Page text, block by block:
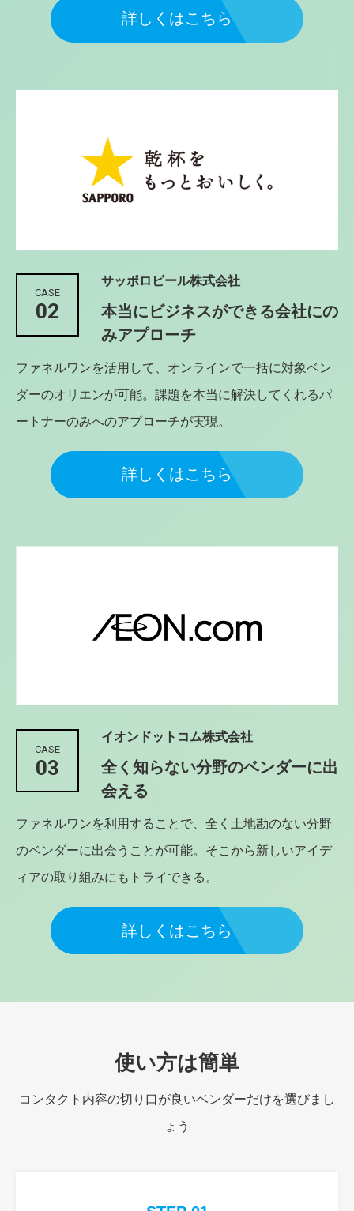
詳しくはこちら
CASE
02
サッポロビール株式会社
本当にビジネスができる会社にの
みアプローチ
ファネルワンを活用して、オンラインで一括に対象ベン
ダーのオリエンが可能。課題を本当に解決してくれるパ
ートナーのみへのアプローチが実現。
詳しくはこちら
CASE
03
イオンドットコム株式会社
全く知らない分野のベンダーに出
会える
ファネルワンを利用することで、全く土地勘のない分野
のベンダーに出会うことが可能。そこから新しいアイデ
ィアの取り組みにもトライできる。
詳しくはこちら
使い方は簡単
コンタクト内容の切り口が良いベンダーだけを選びまし
ょう